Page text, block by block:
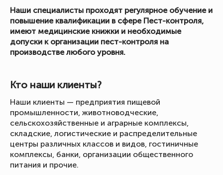
Наши специалисты проходят регулярное обучение и
повышение квалификации в сфере Пест-контроля,
имеют медицинские книжки и необходимые
допуски к организации пест-контроля на
производстве любого уровня.
Кто наши клиенты?
Наши клиенты — предприятия пищевой
промышленности, животноводческие,
сельскохозяйственные и аграрные комплексы,
складские, логистические и распределительные
центры различных классов и видов, гостиничные
комплексы, банки, организации общественного
питания и прочие.